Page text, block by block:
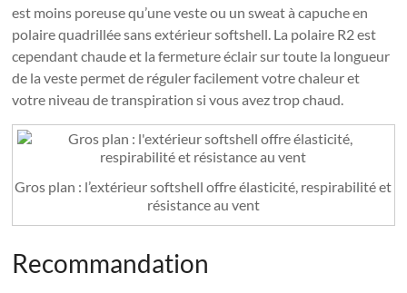
est moins poreuse qu’une veste ou un sweat à capuche en
polaire quadrillée sans extérieur softshell. La polaire R2 est
cependant chaude et la fermeture éclair sur toute la longueur
de la veste permet de réguler facilement votre chaleur et
votre niveau de transpiration si vous avez trop chaud.
Gros plan : l’extérieur softshell offre élasticité, respirabilité et
résistance au vent
Recommandation